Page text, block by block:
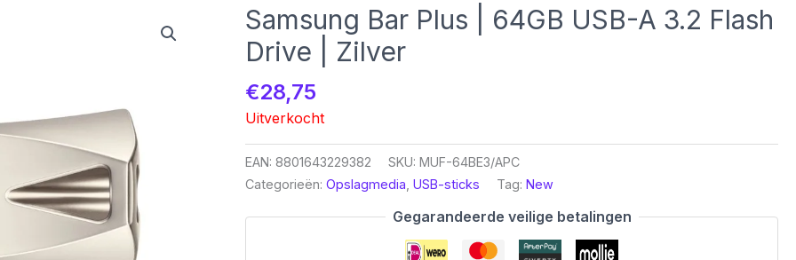
Samsung Bar Plus | 64GB USB-A 3.2 Flash
Drive | Zilver
€28,75
Uitverkocht
EAN: 8801643229382 SKU:MUF-64BE3/APC
Categorieën:Opslagmedia ,USB-sticks Tag:New
Gegarandeerde veilige betalingen